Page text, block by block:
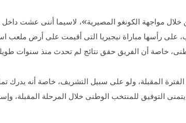
مواجهة الكونغو المصيرية»، لاسيما أننى عشت
على رأسها مباراة نيجيريا التى أقيمت على أرض ملعب
خاصة أن الفريق حقق نتائج لم تحدث منذ سنوات
الفترة المقبلة، ولو على سبيل التشريف، خاصة أنه